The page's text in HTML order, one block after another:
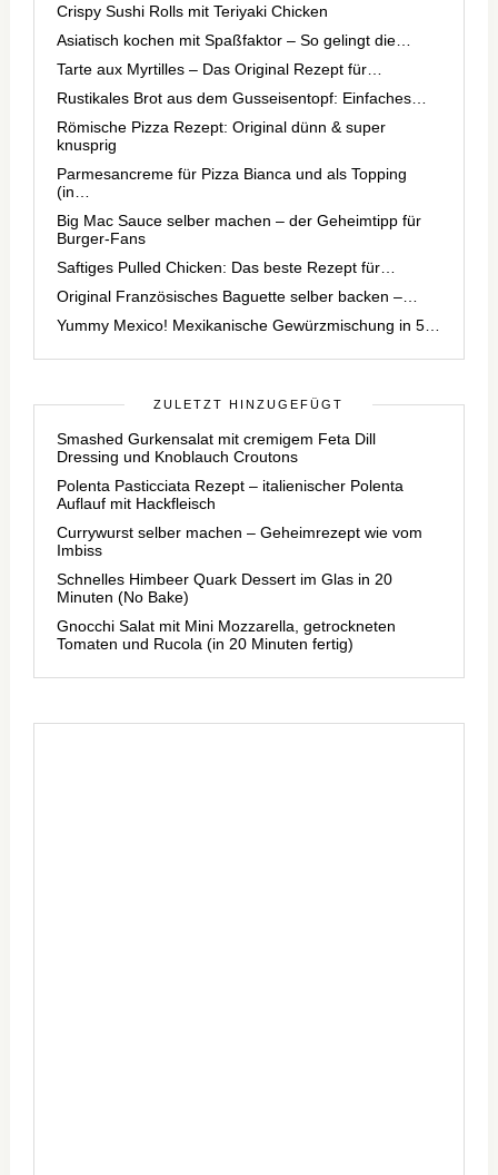
Crispy Sushi Rolls mit Teriyaki Chicken
Asiatisch kochen mit Spaßfaktor – So gelingt die…
Tarte aux Myrtilles – Das Original Rezept für…
Rustikales Brot aus dem Gusseisentopf: Einfaches…
Römische Pizza Rezept: Original dünn & super
knusprig
Parmesancreme für Pizza Bianca und als Topping
(in…
Big Mac Sauce selber machen – der Geheimtipp für
Burger-Fans
Saftiges Pulled Chicken: Das beste Rezept für…
Original Französisches Baguette selber backen –…
Yummy Mexico! Mexikanische Gewürzmischung in 5…
ZULETZT HINZUGEFÜGT
Smashed Gurkensalat mit cremigem Feta Dill
Dressing und Knoblauch Croutons
Polenta Pasticciata Rezept – italienischer Polenta
Auflauf mit Hackfleisch
Currywurst selber machen – Geheimrezept wie vom
Imbiss
Schnelles Himbeer Quark Dessert im Glas in 20
Minuten (No Bake)
Gnocchi Salat mit Mini Mozzarella, getrockneten
Tomaten und Rucola (in 20 Minuten fertig)